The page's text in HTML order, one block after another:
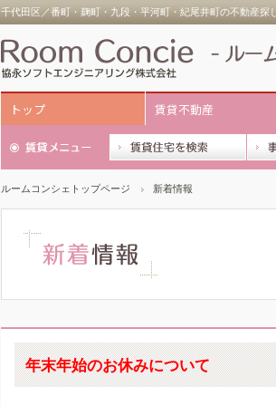
千代田区／番町・麹町・九段・平河町・紀尾井町の不動産
トップ 賃貸不動産
ルームコンシェトップページ 新着情報
年末年始のお休みについて